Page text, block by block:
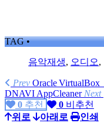
TAG •
음악재생, 오디오,
Prev Oracle VirtualBox
DNAVI AppCleaner Next
0 추천 0 비추천
위로
아래로
인쇄